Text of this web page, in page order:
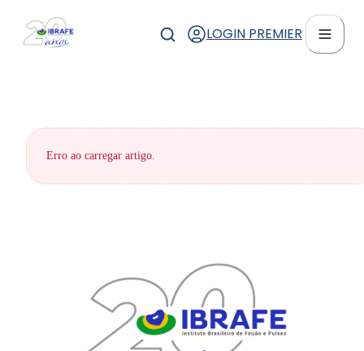
LOGIN PREMIER
Erro ao carregar artigo.